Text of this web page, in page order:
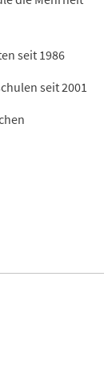
seit 1986
seit 2001